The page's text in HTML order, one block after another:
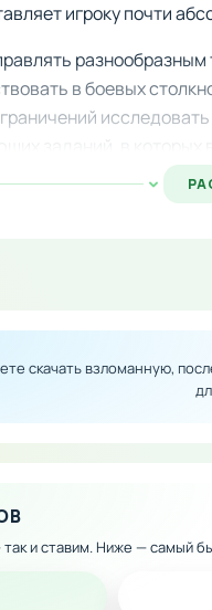
игроку почти
в боевых
снаряжения и
версию на Android
скачать взломанную,
так и ставим. Ниже — самый